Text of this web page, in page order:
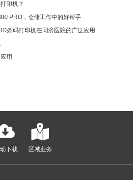
印机？
PRO，仓储工作中的好帮手
条码打印机在同济医院的广泛应用
用
下载 区域业务